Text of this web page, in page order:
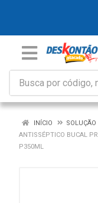
INÍCIO
ANTISSÉPTICO BUCAL
P350ML